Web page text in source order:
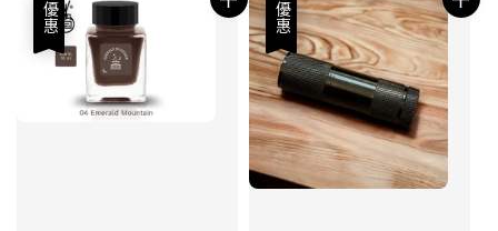
優惠 優惠